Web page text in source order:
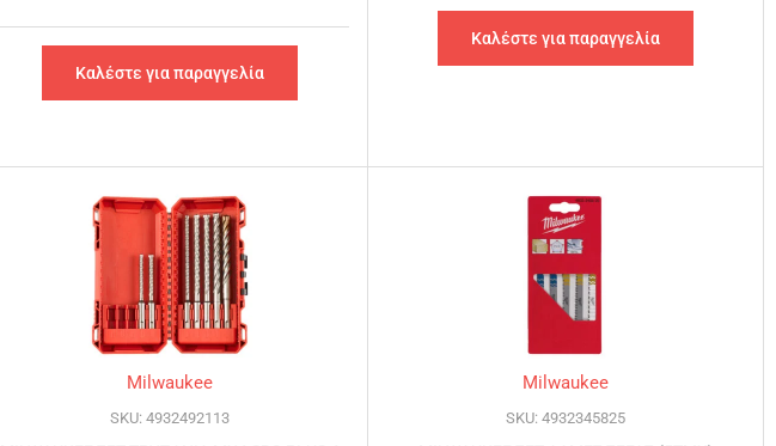
Καλέστε για παραγγελία
Καλέστε για παραγγελία
Milwaukee
SKU: 4932492113
Milwaukee
SKU: 4932345825